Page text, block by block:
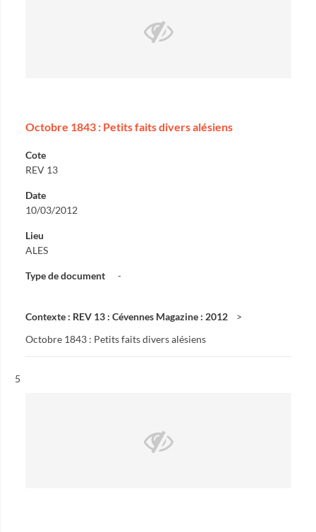
Octobre 1843 : Petits faits divers alésiens
Cote
REV 13
Date
10/03/2012
Lieu
ALES
Type de document -
Contexte : REV 13 : Cévennes Magazine : 2012
Octobre 1843 : Petits faits divers alésiens
Résultat n°
5